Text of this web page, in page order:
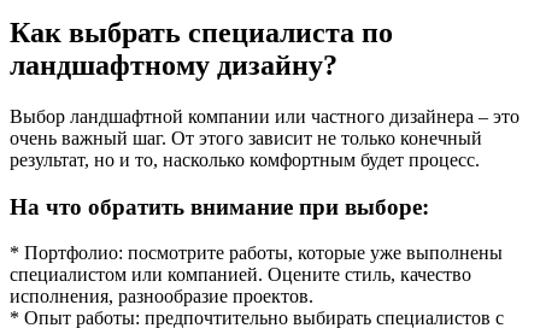
Как выбрать специалиста по
ландшафтному дизайну?
Выбор ландшафтной компании или частного дизайнера – это
очень важный шаг. От этого зависит не только конечный
результат, но и то, насколько комфортным будет процесс.
На что обратить внимание при выборе:
* Портфолио: посмотрите работы, которые уже выполнены
специалистом или компанией. Оцените стиль, качество
исполнения, разнообразие проектов.
* Опыт работы: предпочтительно выбирать специалистов с